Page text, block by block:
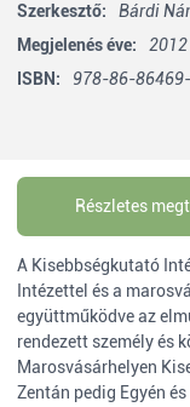
Szerkesztő: Bárdi
Megjelenés éve:
2012
ISBN:
978-86-
Részletes
A Kisebbségkutató
Intézettel és a
együttműködve az
rendezett személy és
Marosvásárhelyen
Zentán pedig Egyén